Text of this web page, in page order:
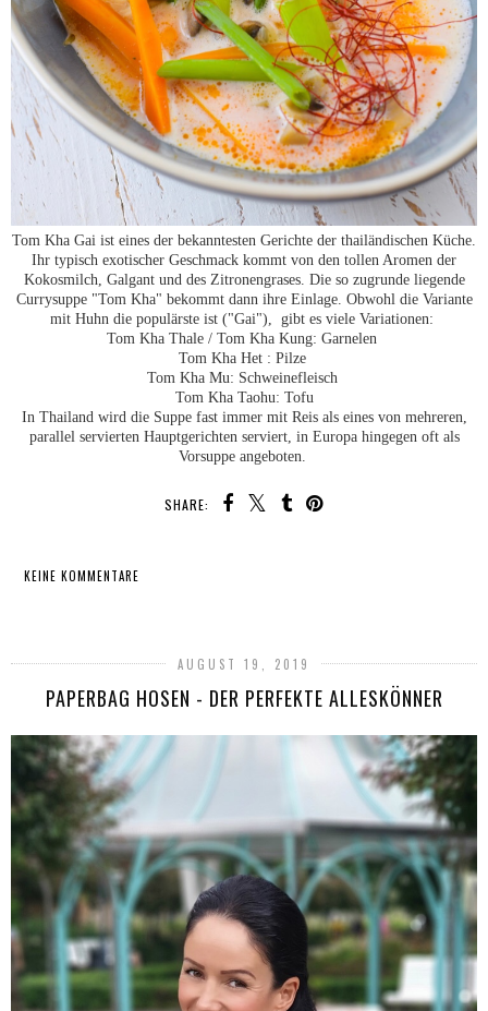
Tom Kha Gai ist eines der bekanntesten Gerichte der thailändischen Küche.
Ihr typisch exotischer Geschmack kommt von den tollen Aromen der
Kokosmilch, Galgant und des Zitronengrases. Die so zugrunde liegende
Currysuppe "Tom Kha" bekommt dann ihre Einlage. Obwohl die Variante
mit Huhn die populärste ist ("Gai"), gibt es viele Variationen:
Tom Kha Thale / Tom Kha Kung: Garnelen
Tom Kha Het : Pilze
Tom Kha Mu: Schweinefleisch
Tom Kha Taohu: Tofu
In Thailand wird die Suppe fast immer mit Reis als eines von mehreren,
parallel servierten Hauptgerichten serviert, in Europa hingegen oft als
Vorsuppe angeboten.
SHARE:
KEINE KOMMENTARE
AUGUST 19, 2019
PAPERBAG HOSEN - DER PERFEKTE ALLESKÖNNER